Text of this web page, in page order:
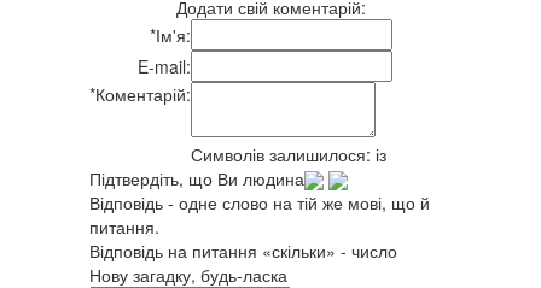
Додати свій коментарій:
*Ім'я:
E-mail:
*Коментарій:
Символів залишилося: із
Підтвердіть, що Ви людина
Відповідь - одне слово на тій же мові, що й
питання.
Відповідь на питання «скільки» - число
Нову загадку, будь-ласка